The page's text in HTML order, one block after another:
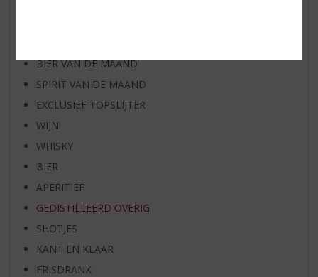
BIER VAN DE MAAND
SPIRIT VAN DE MAAND
EXCLUSIEF TOPSLIJTER
WIJN
WHISKY
BIER
APERITIEF
GEDISTILLEERD OVERIG
SHOTJES
KANT EN KLAAR
FRISDRANK